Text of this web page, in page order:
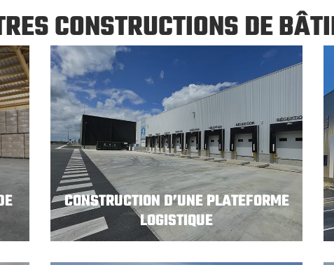
CONSTRUCTIONS DE
CONSTRUCTION D’UNE PLATEFORME
LOGISTIQUE